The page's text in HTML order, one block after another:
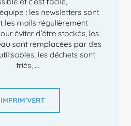
: les newsletters sont
les mails régulièrement
éviter d’être stockés, les
sont remplacées par des
les déchets sont
triés, …
IMPRIM’VERT